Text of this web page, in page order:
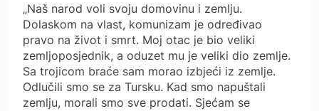
„Naš narod voli svoju domovinu i zemlju.
Dolaskom na vlast, komunizam je određivao
pravo na život i smrt. Moj otac je bio veliki
zemljoposjednik, a oduzet mu je veliki dio zemlje.
Sa trojicom braće sam morao izbjeći iz zemlje.
Odlučili smo se za Tursku. Kad smo napuštali
zemlju, morali smo sve prodati. Sjećam se